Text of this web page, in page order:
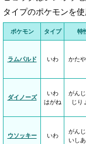
タイプのポケモンを使
ポケモン タイプ 特
ラムパルド いわ かた
ダイノーズ
いわ
はがね
がん
じり
ウソッキー いわ
がん
いし